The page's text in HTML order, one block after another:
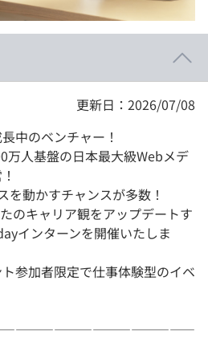
更新日：2026/07/08
中のベンチャー！
人基盤の日本最大級Webメデ
動かすチャンスが多数！
のキャリア観をアップデートす
インターンを開催いたしま
参加者限定で仕事体験型のイベ